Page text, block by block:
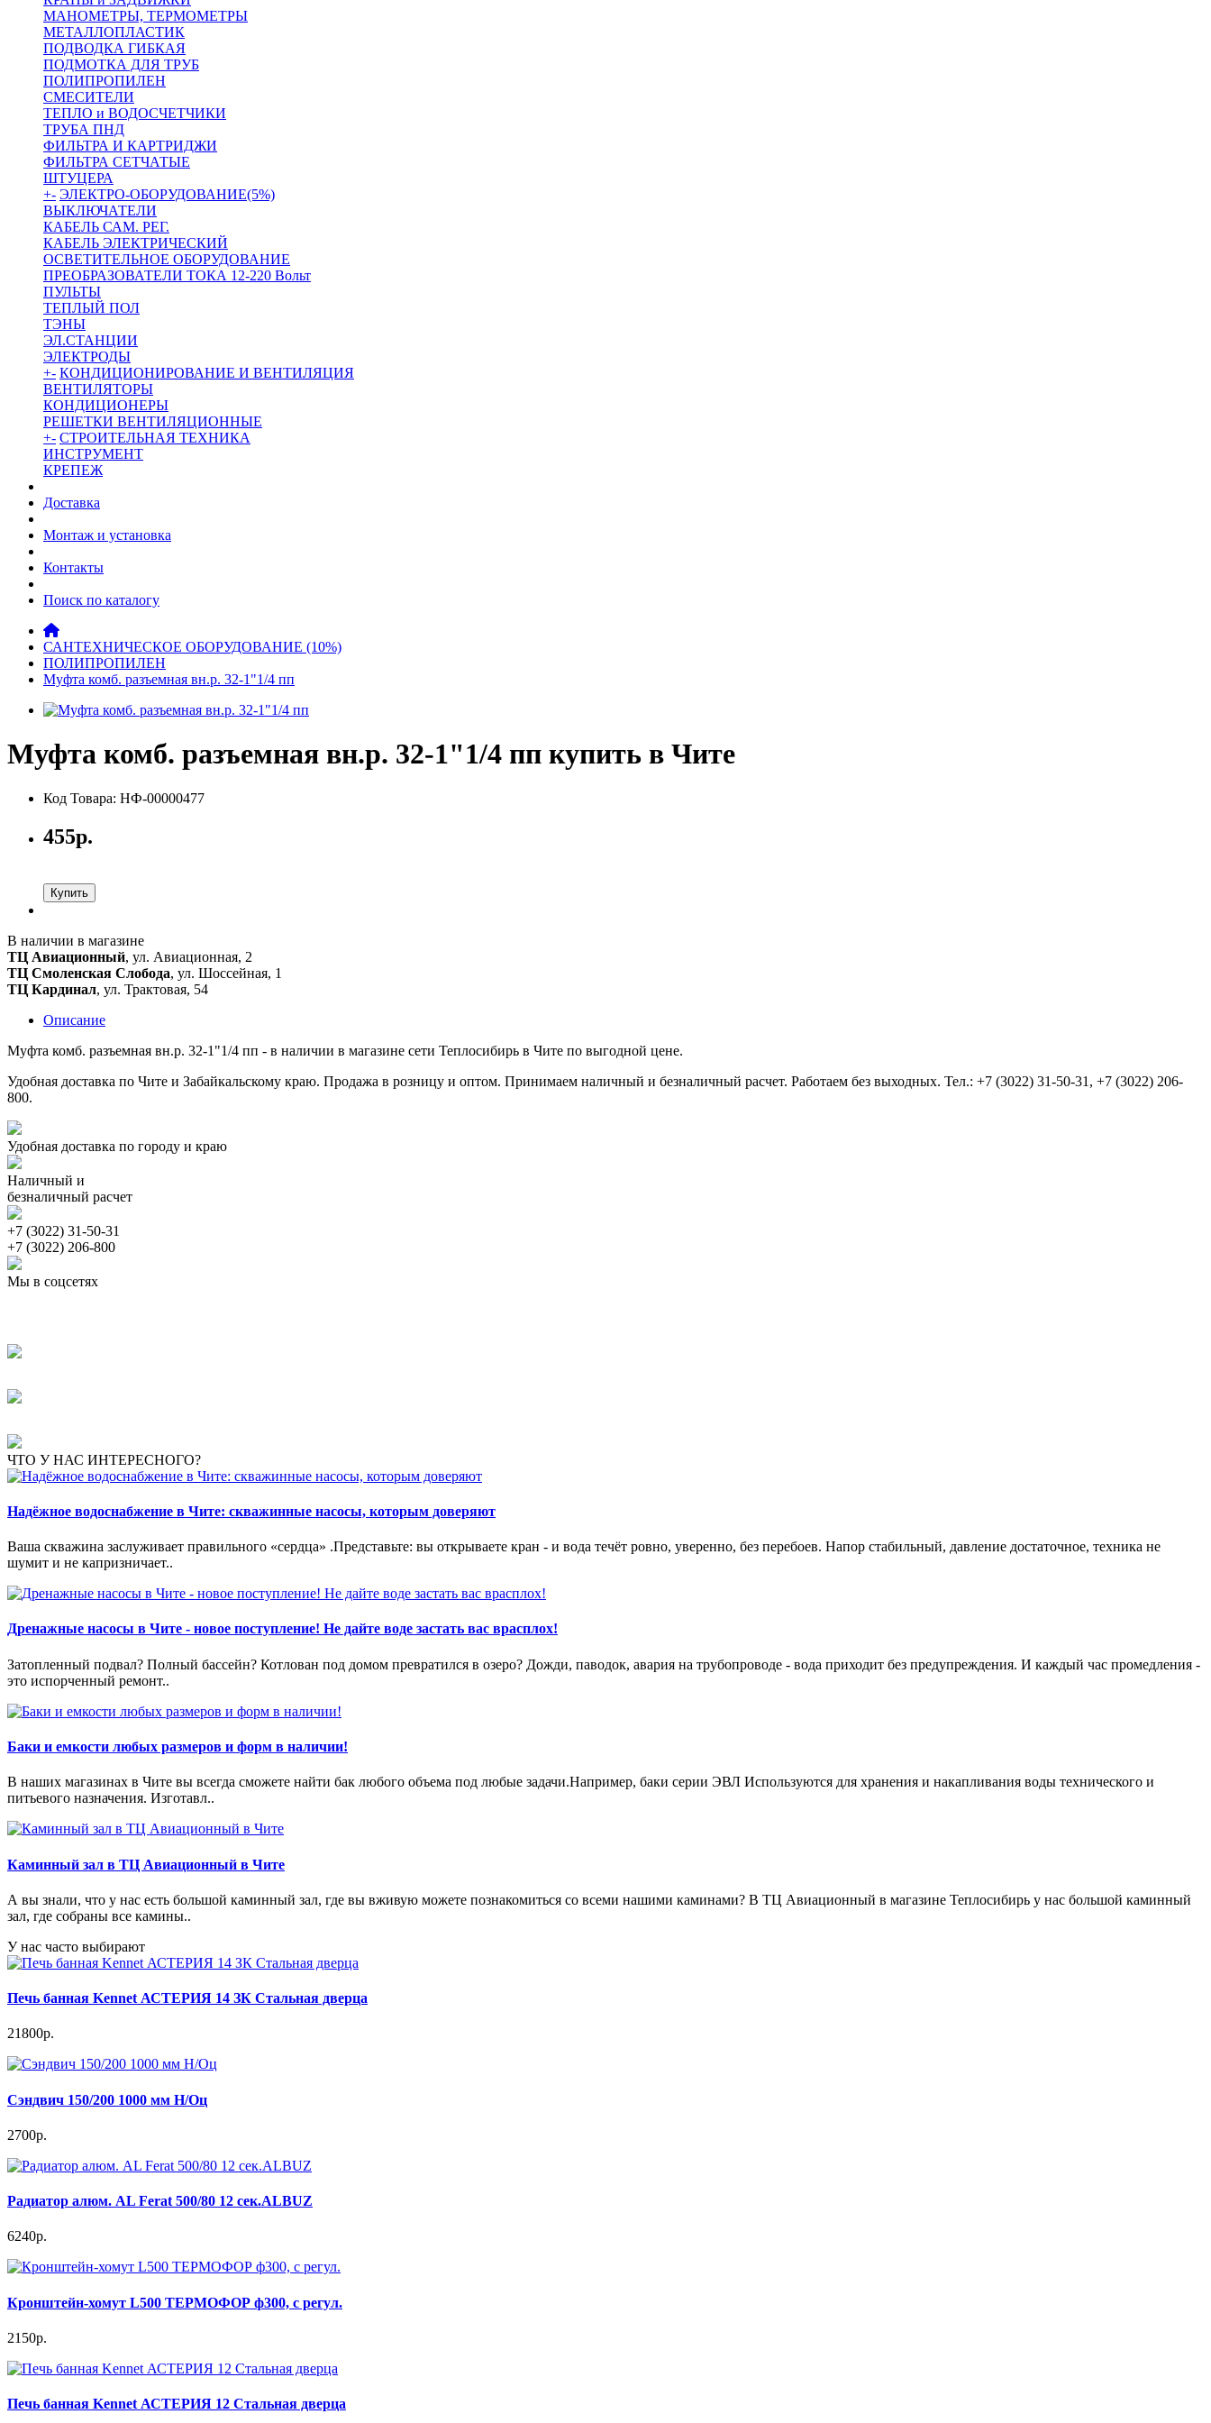
МАНОМЕТРЫ, ТЕРМОМЕТРЫ
МЕТАЛЛОПЛАСТИК
ПОДВОДКА ГИБКАЯ
ПОДМОТКА ДЛЯ ТРУБ
ПОЛИПРОПИЛЕН
СМЕСИТЕЛИ
ТЕПЛО и ВОДОСЧЕТЧИКИ
ТРУБА ПНД
ФИЛЬТРА И КАРТРИДЖИ
ФИЛЬТРА СЕТЧАТЫЕ
ШТУЦЕРА
+- ЭЛЕКТРО-ОБОРУДОВАНИЕ(5%)
ВЫКЛЮЧАТЕЛИ
КАБЕЛЬ САМ. РЕГ.
КАБЕЛЬ ЭЛЕКТРИЧЕСКИЙ
ОСВЕТИТЕЛЬНОЕ ОБОРУДОВАНИЕ
ПРЕОБРАЗОВАТЕЛИ ТОКА 12-220 Вольт
ПУЛЬТЫ
ТЕПЛЫЙ ПОЛ
ТЭНЫ
ЭЛ.СТАНЦИИ
ЭЛЕКТРОДЫ
+- КОНДИЦИОНИРОВАНИЕ И ВЕНТИЛЯЦИЯ
ВЕНТИЛЯТОРЫ
КОНДИЦИОНЕРЫ
РЕШЕТКИ ВЕНТИЛЯЦИОННЫЕ
+- СТРОИТЕЛЬНАЯ ТЕХНИКА
ИНСТРУМЕНТ
КРЕПЕЖ
Доставка
Монтаж и установка
Контакты
Поиск по каталогу
САНТЕХНИЧЕСКОЕ ОБОРУДОВАНИЕ (10%)
ПОЛИПРОПИЛЕН
Муфта комб. разъемная вн.р. 32-1"1/4 пп
Муфта комб. разъемная вн.р. 32-1"1/4 пп купить в Чите
Код Товара: НФ-00000477
455р.
Купить
В наличии в магазине
ТЦ Авиационный, ул. Авиационная, 2
ТЦ Смоленская Слобода, ул. Шоссейная, 1
ТЦ Кардинал, ул. Трактовая, 54
Описание
Муфта комб. разъемная вн.р. 32-1"1/4 пп - в наличии в магазине сети Теплосибирь в Чите по выгодной цене.
Удобная доставка по Чите и Забайкальскому краю. Продажа в розницу и оптом. Принимаем наличный и безналичный расчет. Работаем без выходных. Тел.: +7 (3022) 31-50-31, +7 (3022) 206-
800.
Удобная доставка по городу и краю
Наличный и
безналичный расчет
+7 (3022) 31-50-31
+7 (3022) 206-800
Мы в соцсетях
ЧТО У НАС ИНТЕРЕСНОГО?
Надёжное водоснабжение в Чите: скважинные насосы, которым доверяют
Ваша скважина заслуживает правильного «сердца» .Представьте: вы открываете кран - и вода течёт ровно, уверенно, без перебоев. Напор стабильный, давление достаточное, техника не
шумит и не капризничает..
Дренажные насосы в Чите - новое поступление! Не дайте воде застать вас врасплох!
Затопленный подвал? Полный бассейн? Котлован под домом превратился в озеро? Дожди, паводок, авария на трубопроводе - вода приходит без предупреждения. И каждый час промедления -
это испорченный ремонт..
Баки и емкости любых размеров и форм в наличии!
В наших магазинах в Чите вы всегда сможете найти бак любого объема под любые задачи.Например, баки серии ЭВЛ Используются для хранения и накапливания воды технического и
питьевого назначения. Изготавл..
Каминный зал в ТЦ Авиационный в Чите
А вы знали, что у нас есть большой каминный зал, где вы вживую можете познакомиться со всеми нашими каминами? В ТЦ Авиационный в магазине Теплосибирь у нас большой каминный
зал, где собраны все камины..
У нас часто выбирают
Печь банная Kennet АСТЕРИЯ 14 ЗК Стальная дверца
21800р.
Сэндвич 150/200 1000 мм Н/Оц
2700р.
Радиатор алюм. AL Ferat 500/80 12 сек.ALBUZ
6240р.
Кронштейн-хомут L500 ТЕРМОФОР ф300, с регул.
2150р.
Печь банная Kennet АСТЕРИЯ 12 Стальная дверца